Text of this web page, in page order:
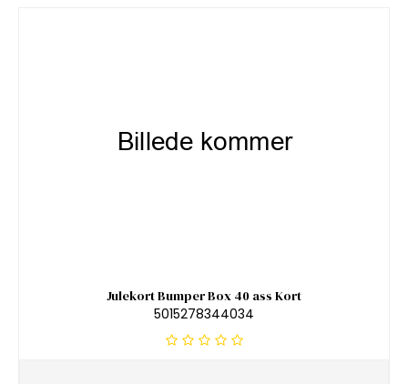
Julekort Bumper Box 40 ass Kort
5015278344034